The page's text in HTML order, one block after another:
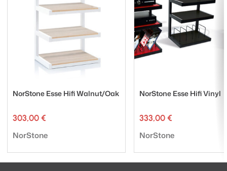
NorStone Esse Hifi Walnut/Oak
303,00 €
Tuotemerkki:
NorStone
NorStone Esse Hifi Vinyl
333,00 €
Tuotemerkki:
NorStone